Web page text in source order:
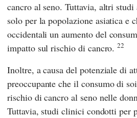
cancro al seno. Tuttavia, altri
solo per la popolazione asiatica e
occidentali un aumento del
impatto sul rischio di cancro.22
Inoltre, a causa del potenziale di
preoccupante che il consumo di
rischio di cancro al seno nelle
Tuttavia, studi clinici condotti per